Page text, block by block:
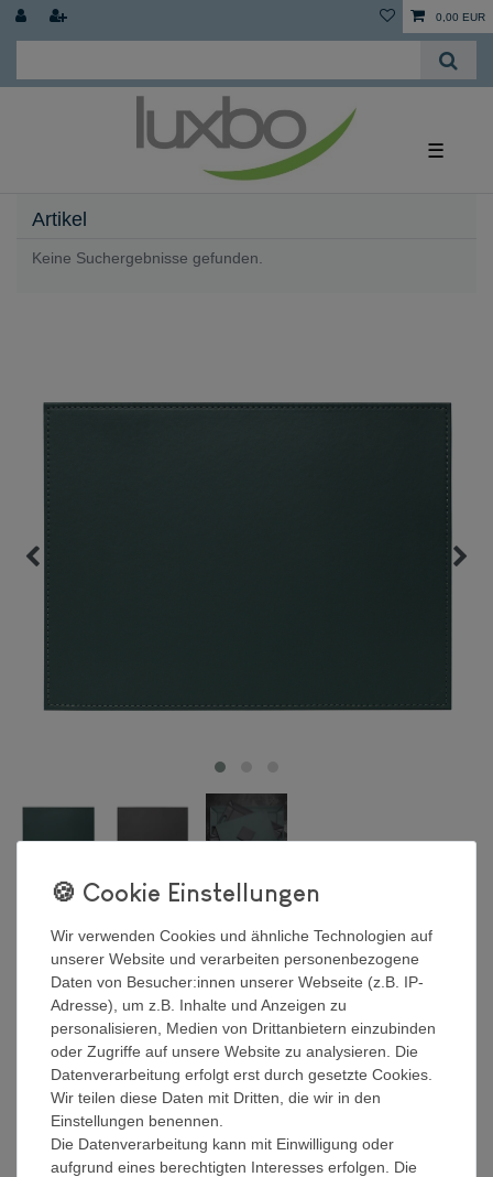
0,00 EUR
☰
Artikel
Keine Suchergebnisse gefunden.
DUO - Platzset rechteckig,
Petrol/Anthrazit
Hersteller
Artikel Nr.:
FFPM2562
9,98 EUR*
Wir verwenden Cookies und ähnliche Technologien auf
unserer Website und verarbeiten personenbezogene
Daten von Besucher:innen unserer Webseite (z.B. IP-
Adresse), um z.B. Inhalte und Anzeigen zu
personalisieren, Medien von Drittanbietern einzubinden
oder Zugriffe auf unsere Website zu analysieren. Die
Datenverarbeitung erfolgt erst durch gesetzte Cookies.
Wir teilen diese Daten mit Dritten, die wir in den
Einstellungen benennen.
Die Datenverarbeitung kann mit Einwilligung oder
aufgrund eines berechtigten Interesses erfolgen. Die